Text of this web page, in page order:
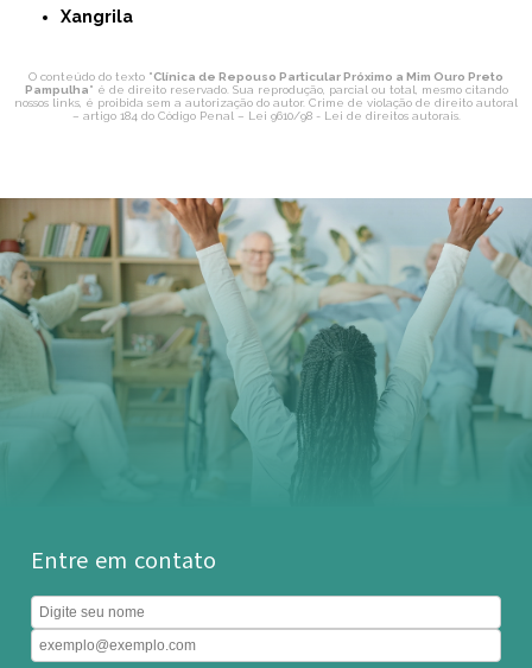
Xangrila
O conteúdo do texto "Clínica de Repouso Particular Próximo a Mim Ouro Preto
Pampulha" é de direito reservado. Sua reprodução, parcial ou total, mesmo citando
nossos links, é proibida sem a autorização do autor. Crime de violação de direito autoral
– artigo 184 do Código Penal – Lei 9610/98 - Lei de direitos autorais.
Entre em contato